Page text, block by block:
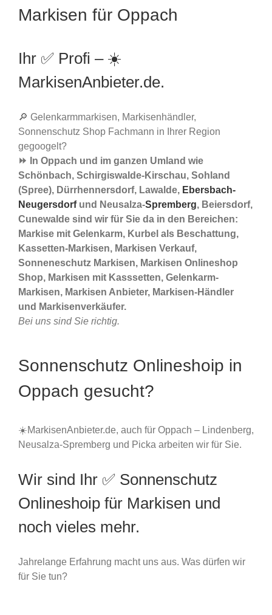
Markisen für Oppach
Ihr ✅ Profi – ☀️
MarkisenAnbieter.de.
🔎 Gelenkarmmarkisen, Markisenhändler,
Sonnenschutz Shop Fachmann in Ihrer Region
gegoogelt?
⏩ In Oppach und im ganzen Umland wie
Schönbach, Schirgiswalde-Kirschau, Sohland
(Spree), Dürrhennersdorf, Lawalde, Ebersbach-
Neugersdorfund Neusalza-Spremberg, Beiersdorf,
Cunewalde sind wir für Sie da in den Bereichen:
Markise mit Gelenkarm, Kurbel als Beschattung,
Kassetten-Markisen, Markisen Verkauf,
Sonneneschutz Markisen, Markisen Onlineshop
Shop, Markisen mit Kasssetten, Gelenkarm-
Markisen, Markisen Anbieter, Markisen-Händler
und Markisenverkäufer.
Bei uns sind Sie richtig.
Sonnenschutz Onlineshoip in
Oppach gesucht?
☀️MarkisenAnbieter.de, auch für Oppach – Lindenberg,
Neusalza-Spremberg und Picka arbeiten wir für Sie.
Wir sind Ihr ✅ Sonnenschutz
Onlineshoip für Markisen und
noch vieles mehr.
Jahrelange Erfahrung macht uns aus. Was dürfen wir
für Sie tun?